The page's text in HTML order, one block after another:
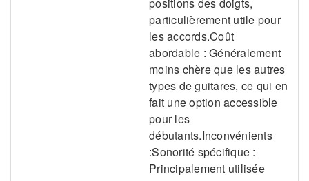
particulièrement utile pour
les accords.Coût
abordable : Généralement
moins chère que les autres
types de guitares, ce qui en
fait une option accessible
pour les
débutants.Inconvénients
:Sonorité spécifique :
Principalement utilisée